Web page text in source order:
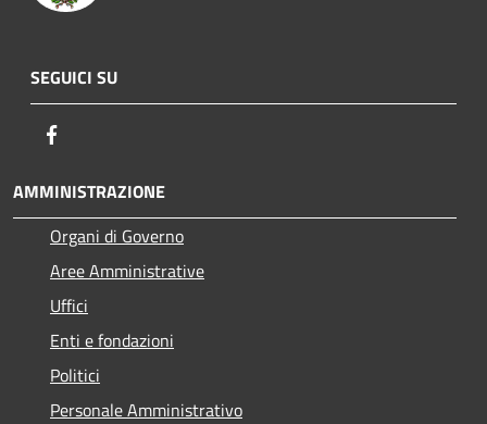
SEGUICI SU
AMMINISTRAZIONE
Organi di Governo
Aree Amministrative
Uffici
Enti e fondazioni
Politici
Personale Amministrativo